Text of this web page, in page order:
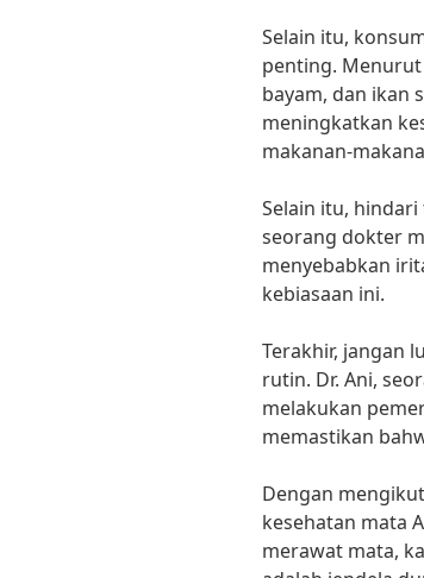
Selain itu,
penting. Menurut
bayam, dan ikan
meningkatkan
makanan-
Selain itu, hindari
seorang dokter
menyebabkan
kebiasaan ini.
Terakhir, jangan
rutin. Dr. Ani,
melakukan
memastikan
Dengan
kesehatan mata
merawat mata,